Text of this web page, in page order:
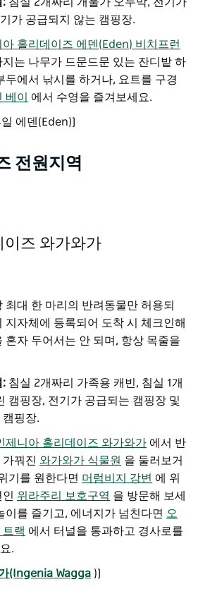
가 공급되지 않는 캠핑장.
아 홀리데이즈 에덴(Eden) 비치프런
는 나무가 드문드문 있는 잔디밭 하
두에서 낚시를 하거나, 요트를 구경
베이 에서 수영을 즐겨보세요.
일 에덴(Eden)]
전원지역
이즈 와가와가
최대 한 마리의 반려동물만 허용되
지자체에 등록되어 도착 시 체크인해
혼자 두어서는 안 되며, 항상 목줄을
: 침실 2개짜리 가족용 캐빈, 침실 1개
캠핑장, 전기가 공급되는 캠핑장 및
캠핑장.
제니아 홀리데이즈 와가와가 에서 반
꿔진 와가와가 식물원 을 둘러보거
기를 원한다면 머럼비지 강변 에 위
위라주리 보호구역 을 방문해 보세
이를 즐기고, 에너지가 넘친다면 오
랙 에서 터널을 통과하고 경사로를
.
(Ingenia Wagga )]